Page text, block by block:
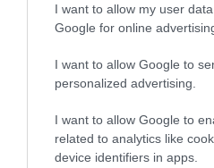
I want to allow my user
Google for online
I want to allow Google to
personalized advertising.
I want to allow Google to
related to analytics like
device identifiers in apps.